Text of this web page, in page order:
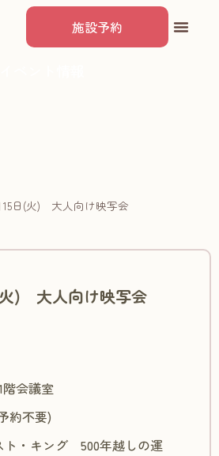
施設予約
15日(火) 大人向け映写会
) 大人向け映写会
会議室
約不要)
ト・キング 500年越しの運